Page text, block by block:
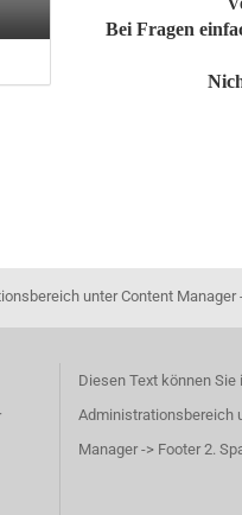
Bei Fragen
unter Content Manager
Diesen Text können Sie
Administrationsbereich
Manager -> Footer 2.